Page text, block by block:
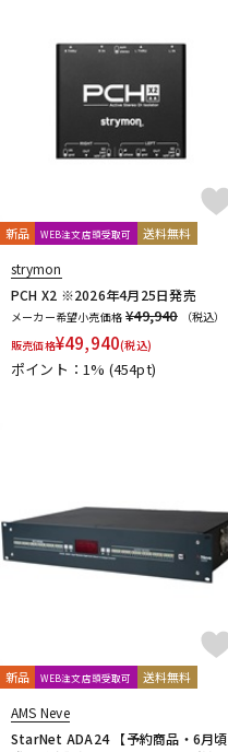
新品 WEB注文店頭受取可 送料無料
strymon
PCH X2 ※2026年4月25日発売
メーカー希望小売価格 ¥49,940
（税込）
販売価格¥49,940(税込)
ポイント：1% (454pt)
新品 WEB注文店頭受取可 送料無料
AMS Neve
StarNet ADA24 【予約商品・6月頃